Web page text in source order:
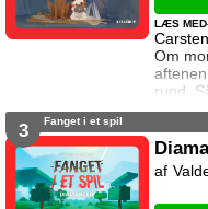
Om
rund.
en
LÆS
3 Fanget i et spil